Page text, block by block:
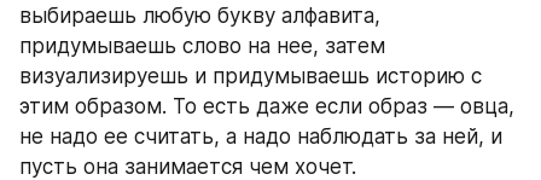
выбираешь любую букву алфавита,
придумываешь слово на нее, затем
визуализируешь и придумываешь историю с
этим образом. То есть даже если образ — овца,
не надо ее считать, а надо наблюдать за ней, и
пусть она занимается чем хочет.